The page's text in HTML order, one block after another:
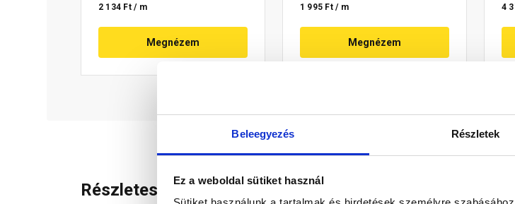
Beleegyezés Részletek
Ez a weboldal sütiket használ
2 134 Ft / m
Megnézem
1 995 Ft / m
Megnézem
4
Részletes leírás